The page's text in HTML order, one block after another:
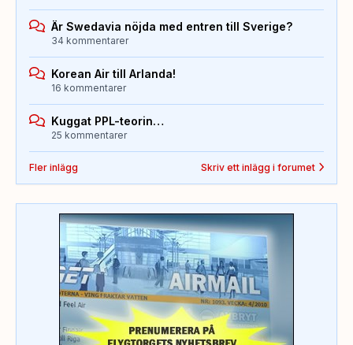
Är Swedavia nöjda med entren till Sverige?
34 kommentarer
Korean Air till Arlanda!
16 kommentarer
Kuggat PPL-teorin…
25 kommentarer
Fler inlägg Skriv ett inlägg i forumet